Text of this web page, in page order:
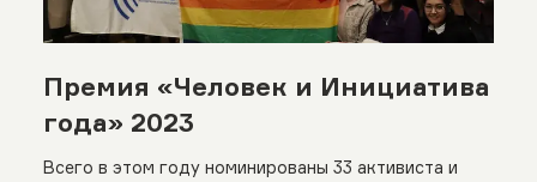
Премия «Человек и Инициатива
года» 2023
Всего в этом году номинированы 33 активиста и